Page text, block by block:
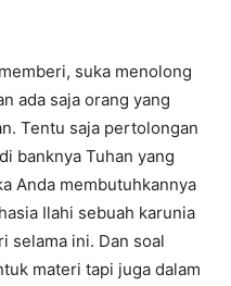
suka menolong
ada saja orang yang
Tentu saja pertolongan
banknya Tuhan yang
Anda membutuhkannya
Ilahi sebuah karunia
selama ini. Dan soal
materi tapi juga dalam